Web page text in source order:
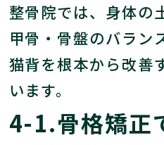
整骨院では、身体の
甲骨・骨盤のバラン
猫背を根本から改善
います。
4-1.骨格矯正